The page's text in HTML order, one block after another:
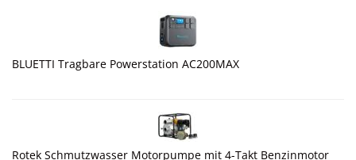
BLUETTI Tragbare Powerstation AC200MAX
Rotek Schmutzwasser Motorpumpe mit 4-Takt Benzinmotor